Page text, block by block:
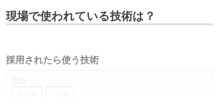
現場で使われている技術は？
採用されたら使う技術
言語
kotlin
swift